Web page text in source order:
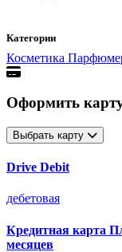
Категории
Косметика
Оформить
Выбрать карту
Drive Debit
дебетовая
Кредитная карта
месяцев